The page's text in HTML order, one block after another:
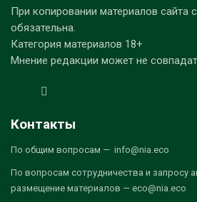
При копировании материалов сайта
обязательна.
Категория материалов 18+
Мнение редакции может не
Контакты
По общим вопросам — info@nia.eco
По вопросам сотрудничества и запросу
размещение материалов — eco@nia.eco